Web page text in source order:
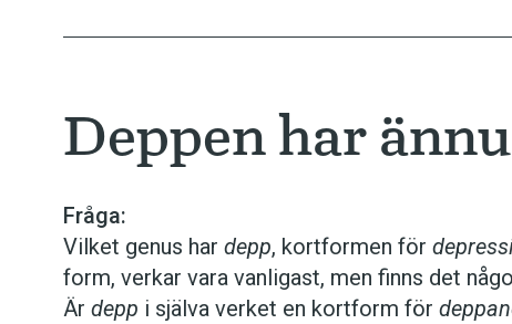
Krönikor
Skrivtips
Deppen har
Fråga:
Vilket genus har depp, kortformen för
form, verkar vara vanligast, men finns det
Är depp i själva verket en kortform för